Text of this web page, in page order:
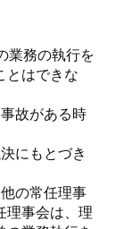
業務の執行を
とはできな
故がある時
にもとづき
の常任理事
理事会は、理